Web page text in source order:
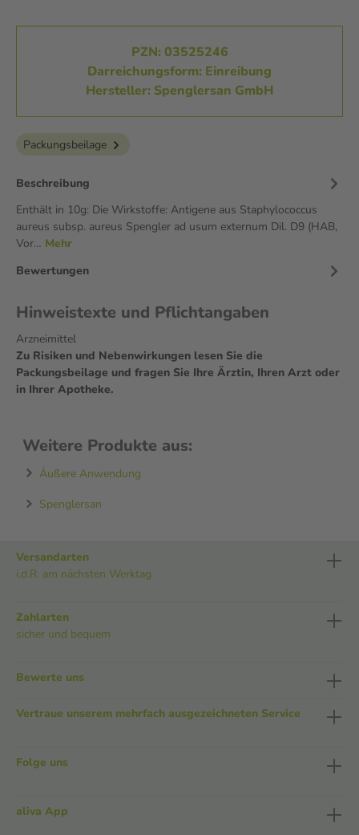
PZN: 03525246
Darreichungsform: Einreibung
Hersteller: Spenglersan GmbH
Packungsbeilage
Beschreibung
Enthält in 10g: Die Wirkstoffe: Antigene aus Staphylococcus
aureus subsp. aureus Spengler ad usum externum Dil. D9 (HAB,
Vor… Mehr
Bewertungen
Hinweistexte und Pflichtangaben
Arzneimittel
Zu Risiken und Nebenwirkungen lesen Sie die
Packungsbeilage und fragen Sie Ihre Ärztin, Ihren Arzt oder
in Ihrer Apotheke.
Weitere Produkte aus:
Äußere Anwendung
Spenglersan
Versandarten
i.d.R. am nächsten Werktag
Zahlarten
sicher und bequem
Bewerte uns
Vertraue unserem mehrfach ausgezeichneten Service
Folge uns
aliva App